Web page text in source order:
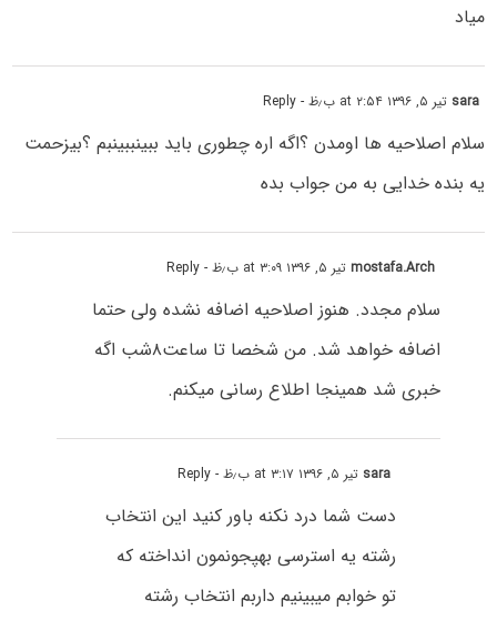
میاد
sara تیر ۵, ۱۳۹۶ at ۲:۵۴ ب٫ظ - Reply
سلام اصلاحیه ها اومدن ؟اگه اره چطوری باید ببینببینبم ؟بیزحمت
یه بنده خدایی به من جواب بده
mostafa.Archتیر ۵, ۱۳۹۶ at ۳:۰۹ ب٫ظ - Reply
سلام مجدد. هنوز اصلاحیه اضافه نشده ولی حتما
اضافه خواهد شد. من شخصا تا ساعت۸شب اگه
خبری شد همینجا اطلاع رسانی میکنم.
sara تیر ۵, ۱۳۹۶ at ۳:۱۷ ب٫ظ - Reply
دست شما درد نکنه باور کنید این انتخاب
رشته یه استرسی بهپجونمون انداخته که
تو خوابم میبینیم داربم انتخاب رشته